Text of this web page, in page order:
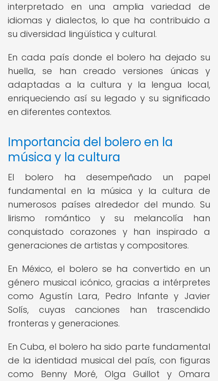
interpretado en una amplia variedad de
idiomas y dialectos, lo que ha contribuido a
su diversidad lingüística y cultural.
En cada país donde el bolero ha dejado su
huella, se han creado versiones únicas y
adaptadas a la cultura y la lengua local,
enriqueciendo así su legado y su significado
en diferentes contextos.
Importancia del bolero en la
música y la cultura
El bolero ha desempeñado un papel
fundamental en la música y la cultura de
numerosos países alrededor del mundo. Su
lirismo romántico y su melancolía han
conquistado corazones y han inspirado a
generaciones de artistas y compositores.
En México, el bolero se ha convertido en un
género musical icónico, gracias a intérpretes
como Agustín Lara, Pedro Infante y Javier
Solís, cuyas canciones han trascendido
fronteras y generaciones.
En Cuba, el bolero ha sido parte fundamental
de la identidad musical del país, con figuras
como Benny Moré, Olga Guillot y Omara